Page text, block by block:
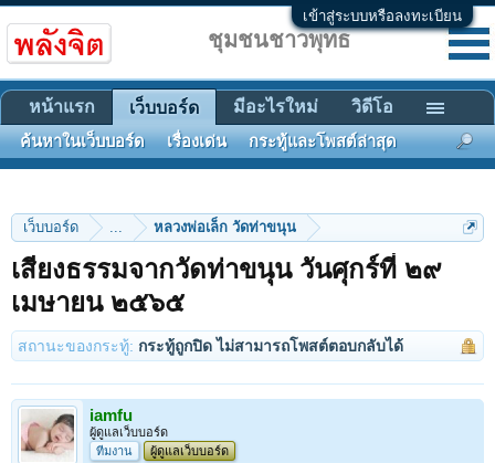
เข้าสู่ระบบหรือลงทะเบียน
เว็บบอร์ด ... หลวงพ่อเล็ก วัดท่าขนุน
เสียงธรรมจากวัดท่าขนุน วันศุกร์ที่ ๒๙
เมษายน ๒๕๖๕
สถานะของกระทู้: กระทู้ถูกปิด ไม่สามารถโพสต์ตอบกลับได้
iamfu
ผู้ดูแลเว็บบอร์ด
ทีมงาน
ผู้ดูแลเว็บบอร์ด
ชุมชนชาวพุทธ
หน้าแรก เว็บบอร์ด
ค้นหาในเว็บบอร์ด เรื่องเด่น กระทู้และโพสต์ล่าสุด
มีอะไรใหม่ วิดีโอ